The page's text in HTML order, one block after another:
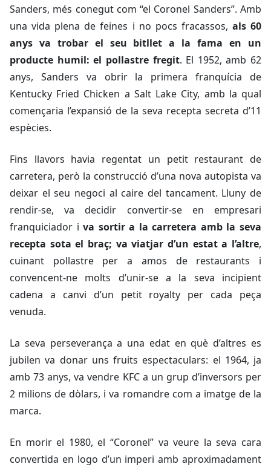
Sanders, més conegut com “el Coronel Sanders”. Amb
una vida plena de feines i no pocs fracassos, als 60
anys va trobar el seu bitllet a la fama en un
producte humil: el pollastre fregit. El 1952, amb 62
anys, Sanders va obrir la primera franquícia de
Kentucky Fried Chicken a Salt Lake City, amb la qual
començaria l’expansió de la seva recepta secreta d’11
espècies.
Fins llavors havia regentat un petit restaurant de
carretera, però la construcció d’una nova autopista va
deixar el seu negoci al caire del tancament. Lluny de
rendir-se, va decidir convertir-se en empresari
franquiciador iva sortir a la carretera amb la seva
recepta sota el braç; va viatjar d’un estat a l’altre,
cuinant pollastre per a amos de restaurants i
convencent-ne molts d’unir-se a la seva incipient
cadena a canvi d’un petit royalty per cada peça
venuda.
La seva perseverança a una edat en què d’altres es
jubilen va donar uns fruits espectaculars: el 1964, ja
amb 73 anys, va vendre KFC a un grup d’inversors per
2 milions de dòlars, i va romandre com a imatge de la
marca.
En morir el 1980, el “Coronel” va veure la seva cara
convertida en logo d’un imperi amb aproximadament